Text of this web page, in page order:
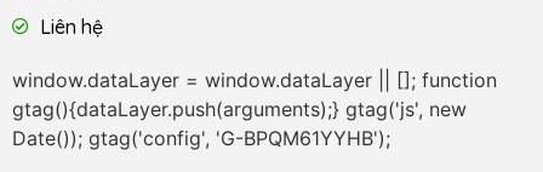
Liên hệ
window.dataLayer = window.dataLayer || []; function
gtag(){dataLayer.push(arguments);} gtag('js', new
Date()); gtag('config', 'G-BPQM61YYHB');